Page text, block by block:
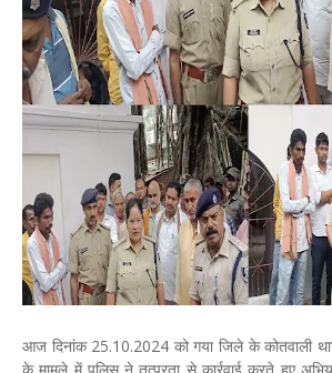
आज दिनांक 25.10.2024 को गया जिले के कोतवाली